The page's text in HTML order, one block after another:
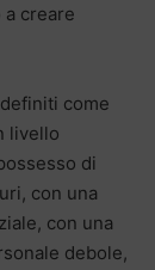
creare
come
livello
di
con una
con una
debole,